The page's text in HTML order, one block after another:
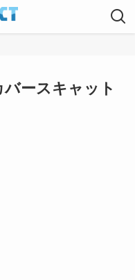
ースキャット